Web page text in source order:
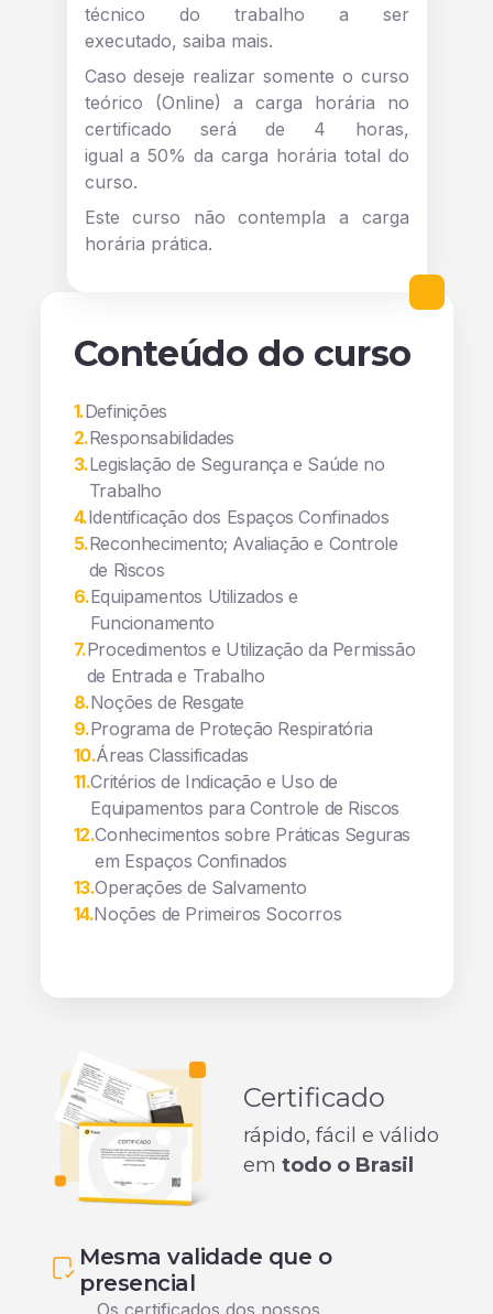
técnico do trabalho a ser
executado, saiba mais.
Caso deseje realizar somente o curso
teórico (Online) a carga horária no
certificado será de 4 horas,
igual a 50% da carga horária total do
curso.
Este curso não contempla a carga
horária prática.
Conteúdo do curso
1.Definições
2.Responsabilidades
3.Legislação de Segurança e Saúde no
Trabalho
4.Identificação dos Espaços Confinados
5.Reconhecimento; Avaliação e Controle
de Riscos
6.Equipamentos Utilizados e
Funcionamento
7.Procedimentos e Utilização da Permissão
de Entrada e Trabalho
8.Noções de Resgate
9.Programa de Proteção Respiratória
10.Áreas Classificadas
11.Critérios de Indicação e Uso de
Equipamentos para Controle de Riscos
12.Conhecimentos sobre Práticas Seguras
em Espaços Confinados
13.Operações de Salvamento
14.Noções de Primeiros Socorros
Certificado
rápido, fácil e válido
em todo o Brasil
Mesma validade que o
presencial
Os certificados dos nossos